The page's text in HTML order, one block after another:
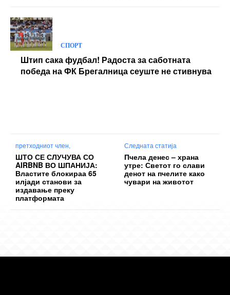
СПОРТ
Штип сака фудбал! Радоста за саботната
победа на ФК Брегалница сеуште не стивнува
претходниот член,
ШТО СЕ СЛУЧУВА СО
AIRBNB ВО ШПАНИЈА:
Властите блокираа 65
илјади станови за
издавање преку
платформата
Следната статија
Пчела денес – храна
утре: Светот го слави
денот на пчелите како
чувари на животот